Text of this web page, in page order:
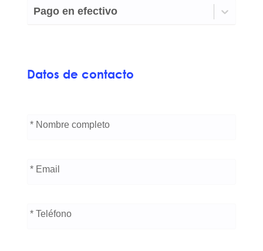
Pago en efectivo
Datos de contacto
* Nombre completo
* Email
* Teléfono